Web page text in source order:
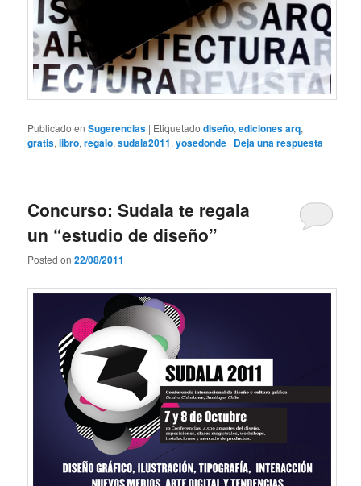
Publicado en Sugerencias | Etiquetado diseño,ediciones arq,
gratis,libro,regalo,sudala2011,yosedonde | Deja una respuesta
Concurso: Sudala te regala
un “estudio de diseño”
Posted on22/08/2011